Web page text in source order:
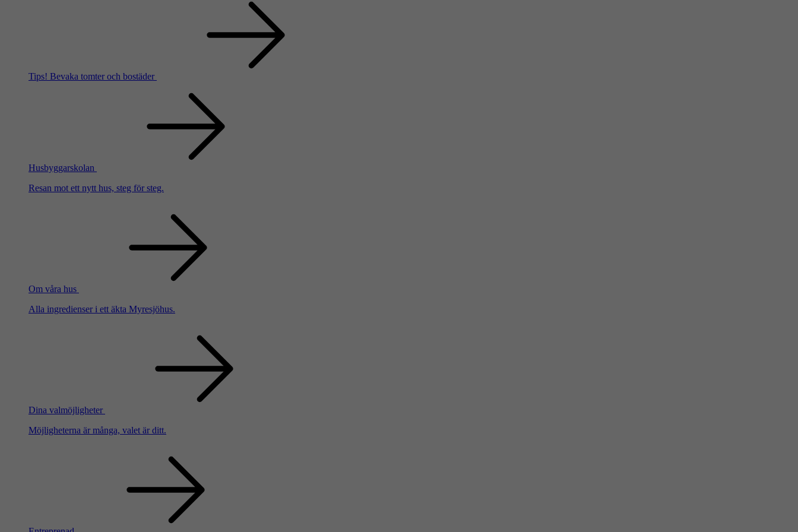
Tips! Bevaka tomter och bostäder
Husbyggarskolan
Resan mot ett nytt hus, steg för steg.
Om våra hus
Alla ingredienser i ett äkta Myresjöhus.
Dina valmöjligheter
Möjligheterna är många, valet är ditt.